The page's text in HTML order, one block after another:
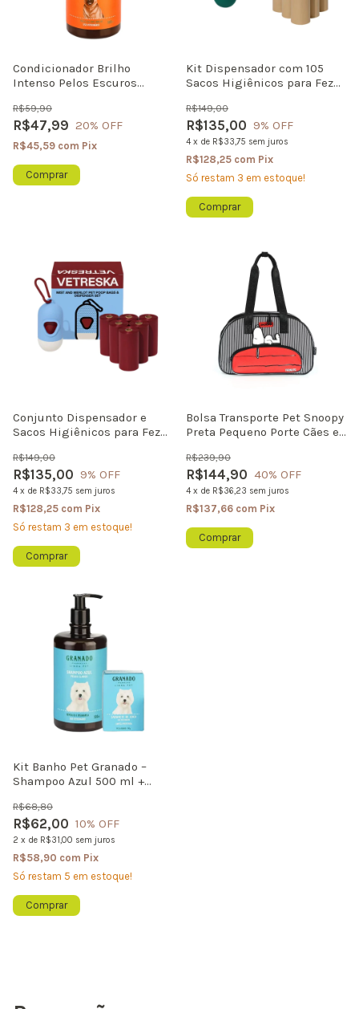
Condicionador Brilho
Intenso Pelos Escuros
Brilho 500ml
R$47,99
R$59,90
20% OFF
R$45,59 com Pix
Kit Dispensador com 105
Sacos Higiênicos para Fezes
Biodegradáveis Vetreska
R$135,00
R$149,00
9% OFF
4 x de R$33,75 sem juros
R$128,25 com Pix
Só restam 3 em estoque!
Conjunto Dispensador e
Sacos Higiênicos para Fezes
Rolos Vetreska
R$135,00
R$149,00
9% OFF
4 x de R$33,75 sem juros
R$128,25 com Pix
Só restam 3 em estoque!
Bolsa Transporte Pet Snoopy
Preta Pequeno Porte Cães e
Passeio
R$144,90
R$239,90
40% OFF
4 x de R$36,23 sem juros
R$137,66 com Pix
Kit Banho Pet Granado –
Shampoo Azul 500 ml +
Gatos)
R$62,00
R$68,80
10% OFF
2 x de R$31,00 sem juros
R$58,90 com Pix
Só restam 5 em estoque!